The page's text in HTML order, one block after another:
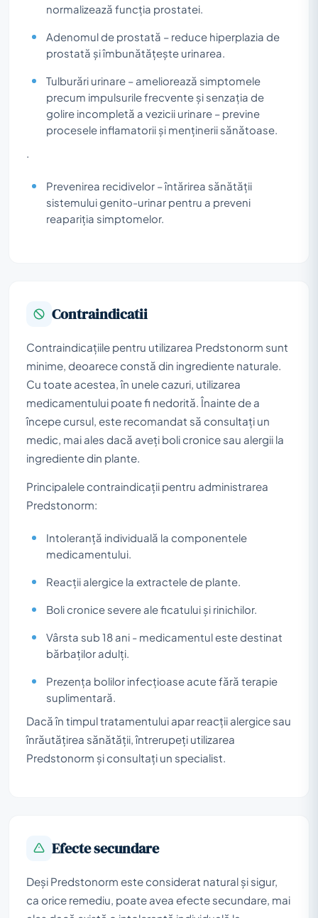
normalizează funcția prostatei.
Adenomul de prostată – reduce hiperplazia de
prostată și îmbunătățește urinarea.
Tulburări urinare – ameliorează simptomele
precum impulsurile frecvente și senzația de
golire incompletă a vezicii urinare – previne
procesele inflamatorii și menținerii sănătoase.
Prevenirea recidivelor – întărirea sănătății
sistemului genito-urinar pentru a preveni
reapariția simptomelor.
Contraindicatii
Contraindicațiile pentru utilizarea Predstonorm sunt
minime, deoarece constă din ingrediente naturale.
Cu toate acestea, în unele cazuri, utilizarea
medicamentului poate fi nedorită. Înainte de a
începe cursul, este recomandat să consultați un
medic, mai ales dacă aveți boli cronice sau alergii la
ingrediente din plante.
Principalele contraindicații pentru administrarea
Predstonorm:
Intoleranță individuală la componentele
medicamentului.
Reacții alergice la extractele de plante.
Boli cronice severe ale ficatului și rinichilor.
Vârsta sub 18 ani - medicamentul este destinat
bărbaților adulți.
Prezența bolilor infecțioase acute fără terapie
suplimentară.
Dacă în timpul tratamentului apar reacții alergice sau
înrăutățirea sănătății, întrerupeți utilizarea
Predstonorm și consultați un specialist.
Efecte secundare
Deși Predstonorm este considerat natural și sigur,
ca orice remediu, poate avea efecte secundare, mai